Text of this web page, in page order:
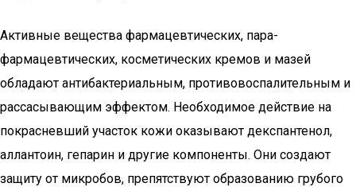
Активные вещества фармацевтических, пара-
фармацевтических, косметических кремов и мазей
обладают антибактериальным, противовоспалительным и
рассасывающим эффектом. Необходимое действие на
покрасневший участок кожи оказывают декспантенол,
аллантоин, гепарин и другие компоненты. Они создают
защиту от микробов, препятствуют образованию грубого